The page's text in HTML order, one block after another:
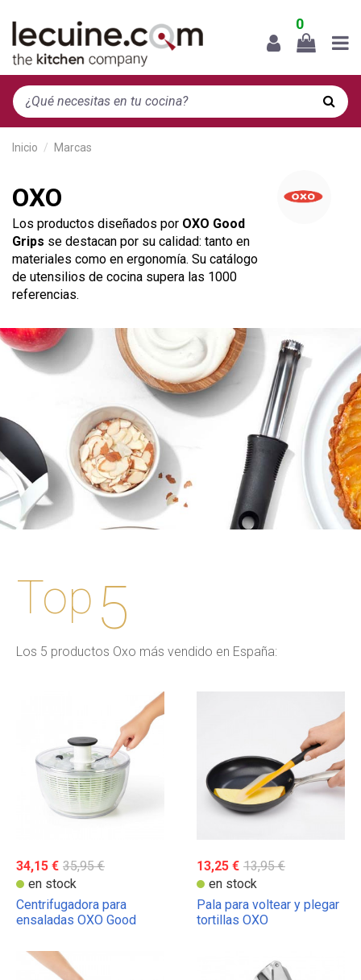
0
Inicio Marcas
OXO
Los productos diseñados por OXO Good
Grips se destacan por su calidad: tanto en
materiales como en ergonomía. Su catálogo
de utensilios de cocina supera las 1000
referencias.
Top5
Los 5 productos Oxo más vendido en España:
34,15 € 35,95 €
en stock
Centrifugadora para
ensaladas OXO Good
13,25 € 13,95 €
en stock
Pala para voltear y plegar
tortillas OXO